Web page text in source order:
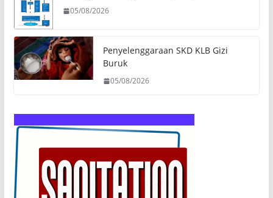
05/08/2026
Penyelenggaraan SKD KLB Gizi
Buruk
05/08/2026